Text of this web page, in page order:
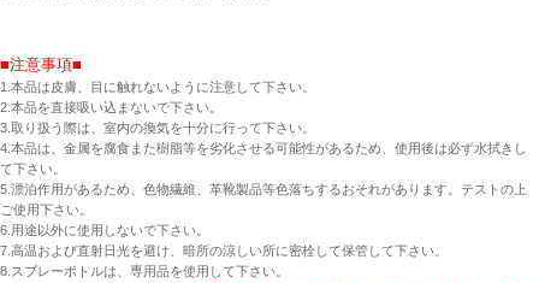
■注意事項■
1.本品は皮膚、目に触れないように注意して下さい。
2.本品を直接吸い込まないで下さい。
3.取り扱う際は、室内の換気を十分に行って下さい。
4.本品は、金属を腐食また樹脂等を劣化させる可能性があるため、使用後は必ず水拭きし
て下さい。
5.漂泊作用があるため、色物繊維、革靴製品等色落ちするおそれがあります。テストの上
ご使用下さい。
6.用途以外に使用しないで下さい。
7.高温および直射日光を避け、暗所の涼しい所に密栓して保管して下さい。
8.スプレーボトルは、専用品を使用して下さい。